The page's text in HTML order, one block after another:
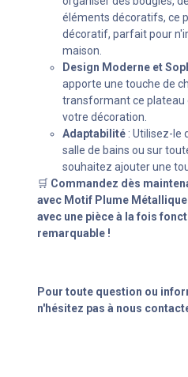
éléments décoratifs, ce
décoratif, parfait pour
maison.
Design Moderne et
apporte une touche de
transformant ce plateau
votre décoration.
Adaptabilité : Utilisez-le
salle de bains ou sur
souhaitez ajouter une
🛒 Commandez dès
avec Motif Plume
avec une pièce à la fois
remarquable !
Pour toute question ou
n'hésitez pas à nous